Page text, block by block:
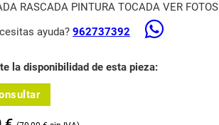
RASCADA PINTURA TOCADA VER FOTOS
ayuda? 962737392
la disponibilidad de esta pieza: